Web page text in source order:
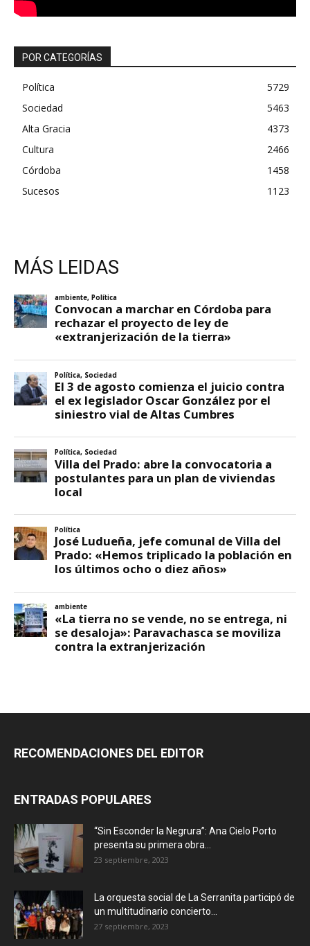
POR CATEGORÍAS
Política
5729
Sociedad
5463
Alta Gracia
4373
Cultura
2466
Córdoba
1458
Sucesos
1123
MÁS LEIDAS
RECOMENDACIONES DEL EDITOR
ENTRADAS POPULARES
“Sin Esconder la Negrura”: Ana Cielo Porto
presenta su primera obra...
23 septiembre, 2023
La orquesta social de La Serranita participó de
un multitudinario concierto...
27 septiembre, 2023